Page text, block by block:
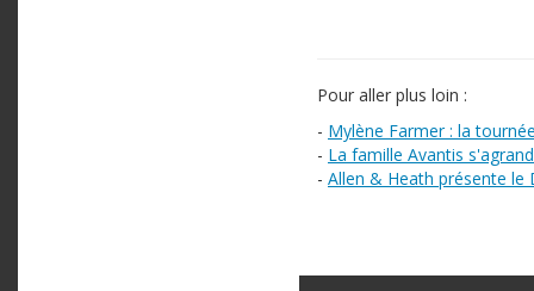
Pour aller plus loin :
- Mylène Farmer : la
- La famille Avantis
- Allen & Heath présente le